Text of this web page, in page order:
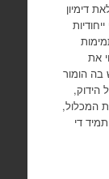
דימיון
את
בה הומור
הידוק,
המכלול,
די